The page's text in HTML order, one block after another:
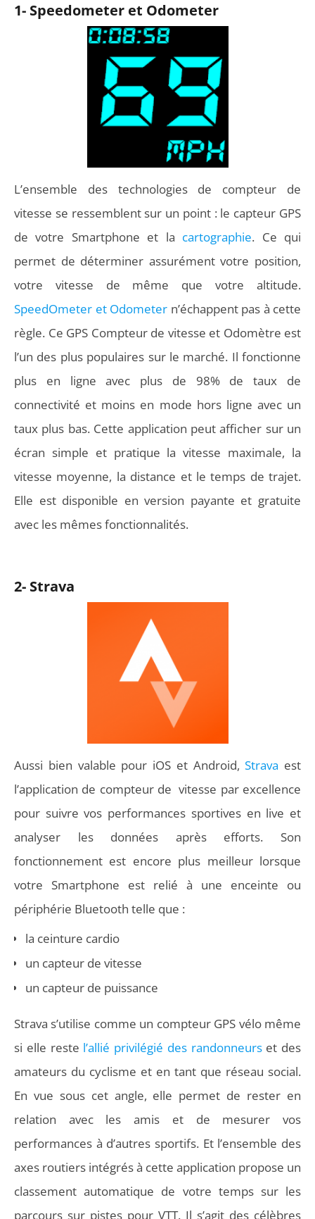
1- Speedometer et Odometer
L’ensemble des technologies de compteur de
vitesse se ressemblent sur un point : le capteur GPS
de votre Smartphone et la cartographie. Ce qui
permet de déterminer assurément votre position,
votre vitesse de même que votre altitude.
SpeedOmeter et Odometer n’échappent pas à cette
règle. Ce GPS Compteur de vitesse et Odomètre est
l’un des plus populaires sur le marché. Il fonctionne
plus en ligne avec plus de 98% de taux de
connectivité et moins en mode hors ligne avec un
taux plus bas. Cette application peut afficher sur un
écran simple et pratique la vitesse maximale, la
vitesse moyenne, la distance et le temps de trajet.
Elle est disponible en version payante et gratuite
avec les mêmes fonctionnalités.
2- Strava
Aussi bien valable pour iOS et Android,Strava est
l’application de compteur de vitesse par excellence
pour suivre vos performances sportives en live et
analyser les données après efforts. Son
fonctionnement est encore plus meilleur lorsque
votre Smartphone est relié à une enceinte ou
périphérie Bluetooth telle que :
la ceinture cardio
un capteur de vitesse
un capteur de puissance
Strava s’utilise comme un compteur GPS vélo même
si elle reste l’allié privilégié des randonneurset des
amateurs du cyclisme et en tant que réseau social.
En vue sous cet angle, elle permet de rester en
relation avec les amis et de mesurer vos
performances à d’autres sportifs. Et l’ensemble des
axes routiers intégrés à cette application propose un
classement automatique de votre temps sur les
parcours sur pistes pour VTT. Il s’agit des célèbres